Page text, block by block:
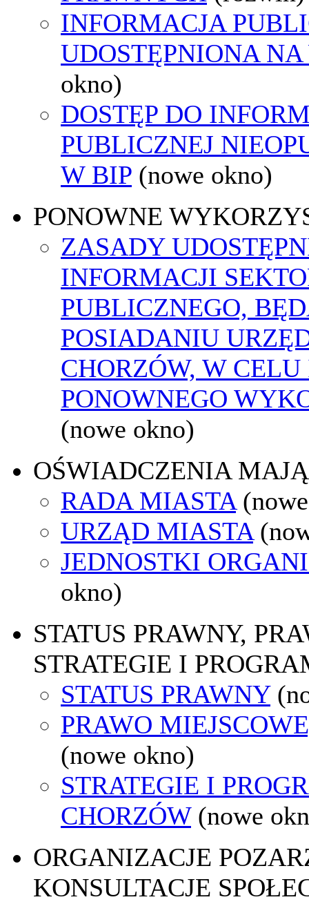
INFORMACJA
UDOSTĘPNIONA
okno)
DOSTĘP DO
PUBLICZNEJ
W BIP (nowe okno)
PONOWNE
ZASADY
INFORMACJI
PUBLICZNEGO,
POSIADANIU
CHORZÓW, W
PONOWNEGO
(nowe okno)
OŚWIADCZENIA
RADA MIASTA
URZĄD MIASTA
JEDNOSTKI
okno)
STATUS PRAWNY,
STRATEGIE I
STATUS PRAWNY
PRAWO
(nowe okno)
STRATEGIE I
CHORZÓW (nowe
ORGANIZACJE
KONSULTACJE